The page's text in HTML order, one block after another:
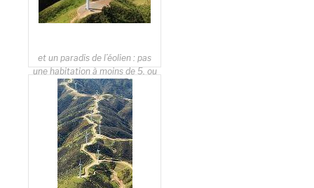
et un paradis de l’éolien : pas
une habitation à moins de 5, ou
50 km ?